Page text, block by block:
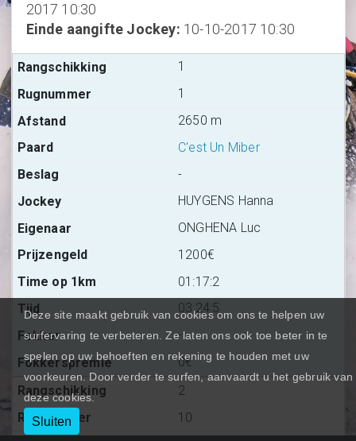
2017 10:30
Einde aangifte Jockey: 10-10-2017 10:30
1
1
2650 m
C'est Un Miber
-
HUYGENS Hanna
ONGHENA Luc
1200€
01:17:2
03:24:5
-
0€
2
10
Deze site maakt gebruik van cookies om ons te helpen uw
surfervaring te verbeteren. Ze laten ons ook toe beter in te
spelen op uw behoeften en rekening te houden met uw
voorkeuren. Door verder te surfen, aanvaardt u het gebruik van
deze cookies.
Sluiten